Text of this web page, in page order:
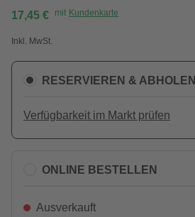
17,45 € mit Kundenkarte
Inkl. MwSt.
RESERVIEREN & ABHOLEN
Verfügbarkeit im Markt prüfen
ONLINE BESTELLEN
Ausverkauft